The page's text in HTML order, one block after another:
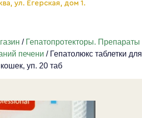
ул. Егерская, дом 1.
/ Гепатопротекторы. Препараты
печени / Гепатолюкс таблетки для
кошек, уп. 20 таб